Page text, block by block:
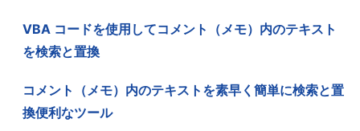
VBA コードを使用してコメント（メモ）内のテキスト
を検索と置換
コメント（メモ）内のテキストを素早く簡単に検索と置
換便利なツール